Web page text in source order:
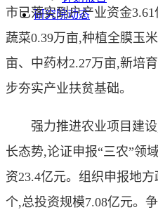
研究院动态
市已落实到户产业资金
蔬菜0.39万亩,种植全膜玉
亩、中药材2.27万亩,新培
步夯实产业扶贫基础。
强力推进农业项目建设,
长态势,论证申报“三农”领
资23.4亿元。组织申报地
个,总投资规模7.08亿元。